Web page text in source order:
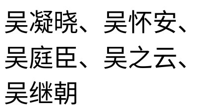
吴凝晓、吴怀安、
吴庭臣、吴之云、
吴继朝